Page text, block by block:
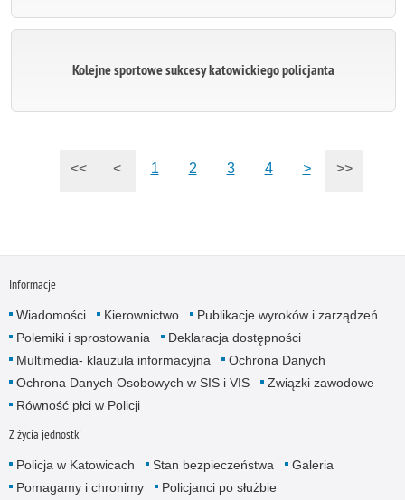
Kolejne sportowe sukcesy katowickiego policjanta
<< < 1 2 3 4 > >>
Informacje
Wiadomości Kierownictwo
Publikacje wyroków i zarządzeń
Polemiki i sprostowania
Deklaracja dostępności
Multimedia- klauzula informacyjna
Ochrona Danych
Ochrona Danych Osobowych w SIS i VIS
Związki zawodowe
Równość płci w Policji
Z życia jednostki
Policja w Katowicach Stan bezpieczeństwa
Galeria
Pomagamy i chronimy
Policjanci po służbie